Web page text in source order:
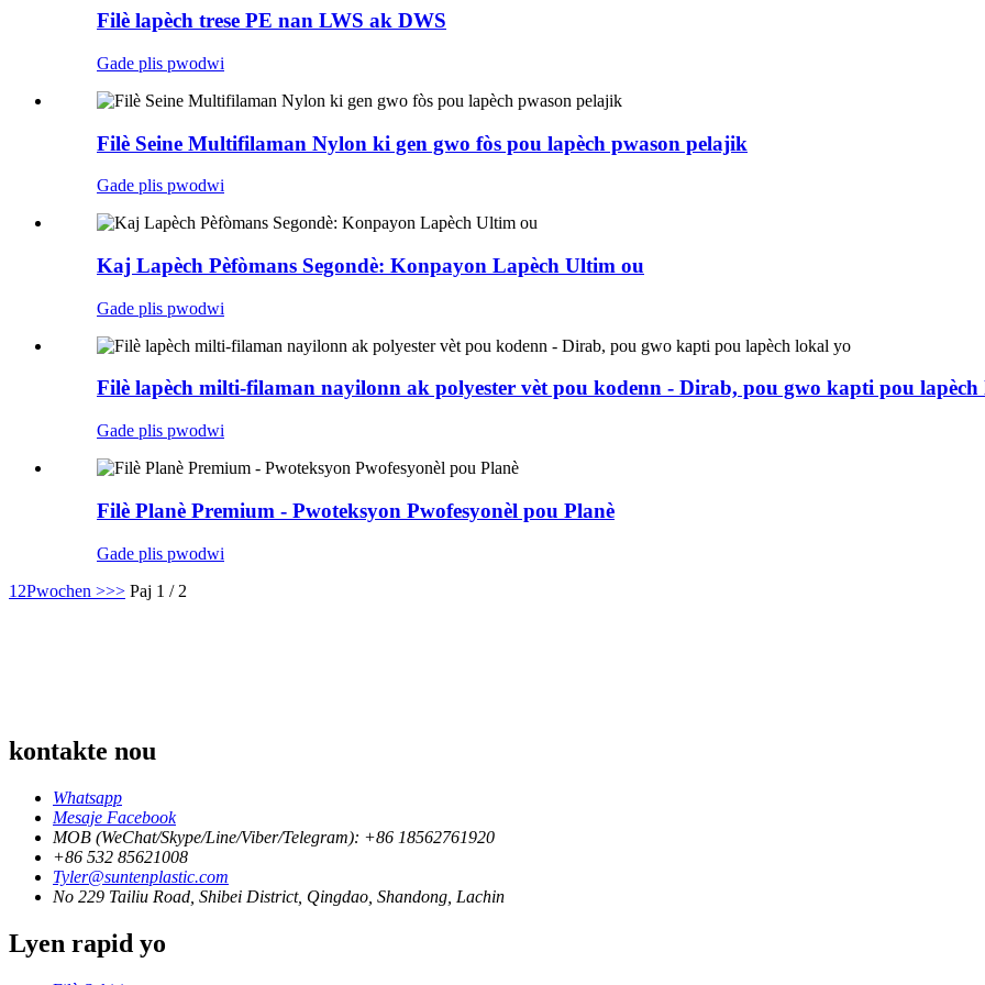
Filè lapèch trese PE nan LWS ak DWS
Gade plis pwodwi
Filè Seine Multifilaman Nylon ki gen gwo fòs pou lapèch pwason pelajik
Gade plis pwodwi
Kaj Lapèch Pèfòmans Segondè: Konpayon Lapèch Ultim ou
Gade plis pwodwi
Filè lapèch milti-filaman nayilonn ak polyester vèt pou kodenn - Dirab, pou gwo kapti pou lapèch
Gade plis pwodwi
Filè Planè Premium - Pwoteksyon Pwofesyonèl pou Planè
Gade plis pwodwi
1 2Pwochen >>> Paj 1 / 2
kontakte nou
Whatsapp
Mesaje Facebook
MOB (WeChat/Skype/Line/Viber/Telegram): +86 18562761920
+86 532 85621008
Tyler@suntenplastic.com
No 229 Tailiu Road, Shibei District, Qingdao, Shandong, Lachin
Lyen rapid yo